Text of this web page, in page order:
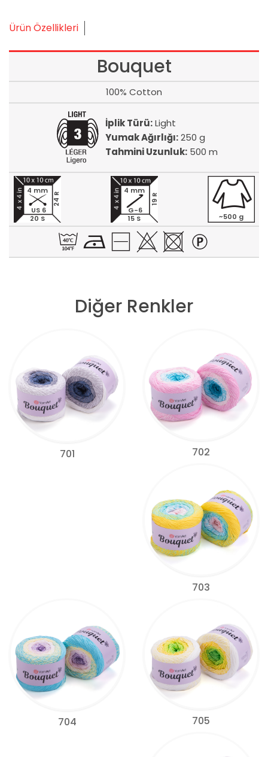
Ürün Özellikleri
Bouquet
100% Cotton
İplik Türü:Light
Yumak Ağırlığı:250 g
Tahmini Uzunluk: 500 m
20 S
24 R
4 mm
US 6
15 S
19 R
4 mm
G-6
~500 g
Diğer Renkler
701 702
703
704 705